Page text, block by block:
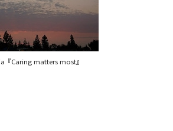
『Caring matters most』